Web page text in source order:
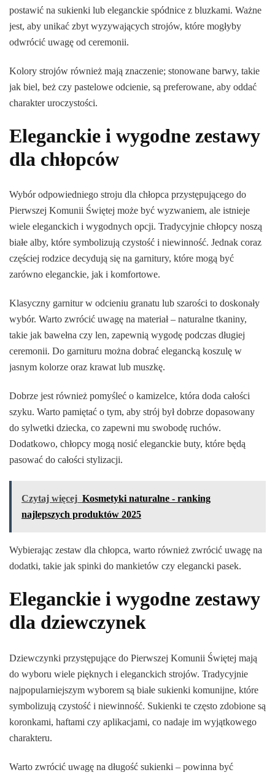
postawić na sukienki lub eleganckie spódnice z bluzkami. Ważne
jest, aby unikać zbyt wyzywających strojów, które mogłyby
odwrócić uwagę od ceremonii.
Kolory strojów również mają znaczenie; stonowane barwy, takie
jak biel, beż czy pastelowe odcienie, są preferowane, aby oddać
charakter uroczystości.
Eleganckie i wygodne zestawy
dla chłopców
Wybór odpowiedniego stroju dla chłopca przystępującego do
Pierwszej Komunii Świętej może być wyzwaniem, ale istnieje
wiele eleganckich i wygodnych opcji. Tradycyjnie chłopcy noszą
białe alby, które symbolizują czystość i niewinność. Jednak coraz
częściej rodzice decydują się na garnitury, które mogą być
zarówno eleganckie, jak i komfortowe.
Klasyczny garnitur w odcieniu granatu lub szarości to doskonały
wybór. Warto zwrócić uwagę na materiał – naturalne tkaniny,
takie jak bawełna czy len, zapewnią wygodę podczas długiej
ceremonii. Do garnituru można dobrać elegancką koszulę w
jasnym kolorze oraz krawat lub muszkę.
Dobrze jest również pomyśleć o kamizelce, która doda całości
szyku. Warto pamiętać o tym, aby strój był dobrze dopasowany
do sylwetki dziecka, co zapewni mu swobodę ruchów.
Dodatkowo, chłopcy mogą nosić eleganckie buty, które będą
pasować do całości stylizacji.
Czytaj więcej Kosmetyki naturalne - ranking
najlepszych produktów 2025
Wybierając zestaw dla chłopca, warto również zwrócić uwagę na
dodatki, takie jak spinki do mankietów czy elegancki pasek.
Eleganckie i wygodne zestawy
dla dziewczynek
Dziewczynki przystępujące do Pierwszej Komunii Świętej mają
do wyboru wiele pięknych i eleganckich strojów. Tradycyjnie
najpopularniejszym wyborem są białe sukienki komunijne, które
symbolizują czystość i niewinność. Sukienki te często zdobione są
koronkami, haftami czy aplikacjami, co nadaje im wyjątkowego
charakteru.
Warto zwrócić uwagę na długość sukienki – powinna być